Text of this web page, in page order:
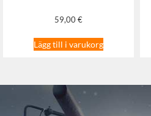
59,00€
Lägg till i varukorg